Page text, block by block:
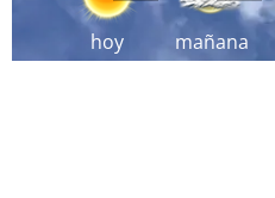
hoy mañana